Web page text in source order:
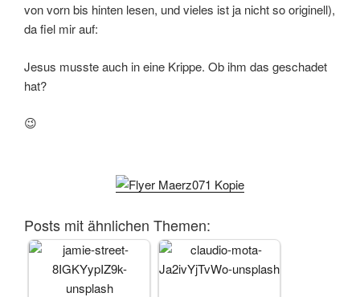
von vorn bis hinten lesen, und vieles ist ja nicht so originell),
da fiel mir auf:
Jesus musste auch in eine Krippe. Ob ihm das geschadet
hat?
😉
Posts mit ähnlichen Themen: